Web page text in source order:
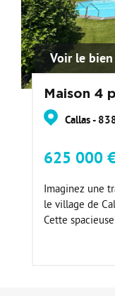
Voir le bien
Maison 4
Callas -
625 000
Imaginez une
le village de
Cette spacieuse